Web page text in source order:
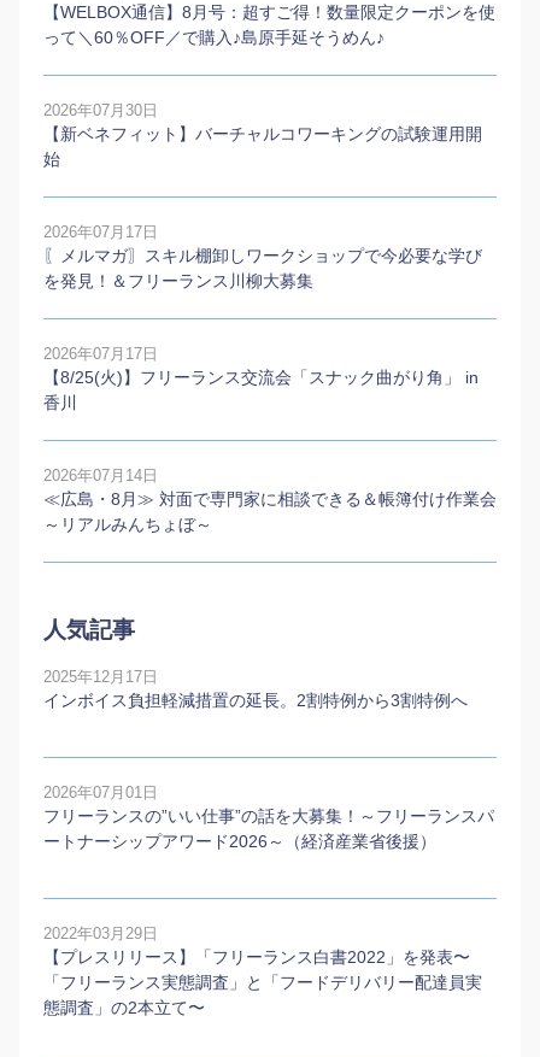
【WELBOX通信】8月号：超すご得！数量限定クーポンを使
って＼60％OFF／で購入♪島原手延そうめん♪
2026年07月30日
【新ベネフィット】バーチャルコワーキングの試験運用開
始
2026年07月17日
〖メルマガ〗スキル棚卸しワークショップで今必要な学び
を発見！＆フリーランス川柳大募集
2026年07月17日
【8/25(火)】フリーランス交流会「スナック曲がり角」 in
香川
2026年07月14日
≪広島・8月≫ 対面で専門家に相談できる＆帳簿付け作業会
～リアルみんちょぼ～
人気記事
2025年12月17日
インボイス負担軽減措置の延長。2割特例から3割特例へ
2026年07月01日
フリーランスの”いい仕事”の話を大募集！～フリーランスパ
ートナーシップアワード2026～（経済産業省後援）
2022年03月29日
【プレスリリース】「フリーランス白書2022」を発表〜
「フリーランス実態調査」と「フードデリバリー配達員実
態調査」の2本⽴て〜